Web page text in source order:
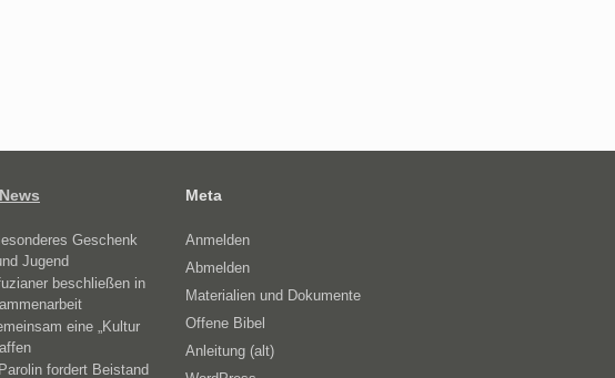
Geschenk
Jugend
beschließen in
eine „Kultur
fordert Beistand
Meta
Anmelden
Abmelden
Materialien und Dokumente
Offene Bibel
Anleitung (alt)